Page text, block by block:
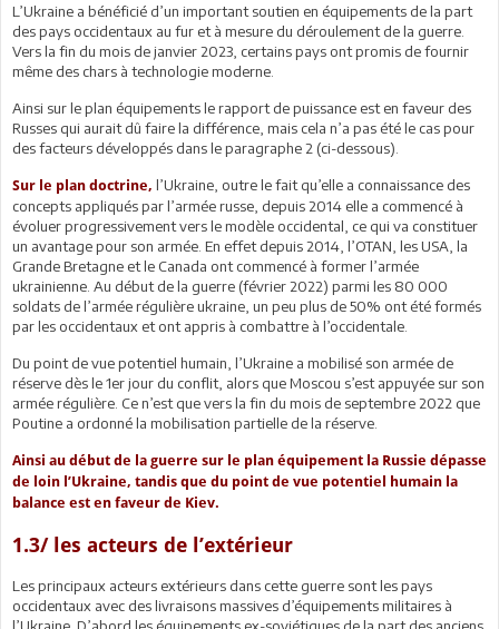
L’Ukraine a bénéficié d’un important soutien en équipements de la part
des pays occidentaux au fur et à mesure du déroulement de la guerre.
Vers la fin du mois de janvier 2023, certains pays ont promis de fournir
même des chars à technologie moderne.
Ainsi sur le plan équipements le rapport de puissance est en faveur des
Russes qui aurait dû faire la différence, mais cela n’a pas été le cas pour
des facteurs développés dans le paragraphe 2 (ci-dessous).
Sur le plan doctrine, l’Ukraine, outre le fait qu’elle a connaissance des
concepts appliqués par l’armée russe, depuis 2014 elle a commencé à
évoluer progressivement vers le modèle occidental, ce qui va constituer
un avantage pour son armée. En effet depuis 2014, l’OTAN, les USA, la
Grande Bretagne et le Canada ont commencé à former l’armée
ukrainienne. Au début de la guerre (février 2022) parmi les 80 000
soldats de l’armée régulière ukraine, un peu plus de 50% ont été formés
par les occidentaux et ont appris à combattre à l’occidentale.
Du point de vue potentiel humain, l’Ukraine a mobilisé son armée de
réserve dès le 1er jour du conflit, alors que Moscou s’est appuyée sur son
armée régulière. Ce n’est que vers la fin du mois de septembre 2022 que
Poutine a ordonné la mobilisation partielle de la réserve.
Ainsi au début de la guerre sur le plan équipement la Russie dépasse
de loin l’Ukraine, tandis que du point de vue potentiel humain la
balance est en faveur de Kiev.
1.3/ les acteurs de l’extérieur
Les principaux acteurs extérieurs dans cette guerre sont les pays
occidentaux avec des livraisons massives d’équipements militaires à